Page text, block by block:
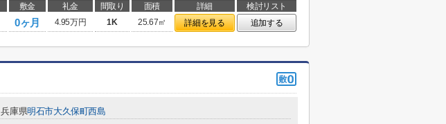
敷金 礼金 間取り 面積 詳細
検討リスト
0ヶ月 4.95万円 1K 25.67㎡ 詳細を見る 追加する
兵庫県明石市大久保町西島